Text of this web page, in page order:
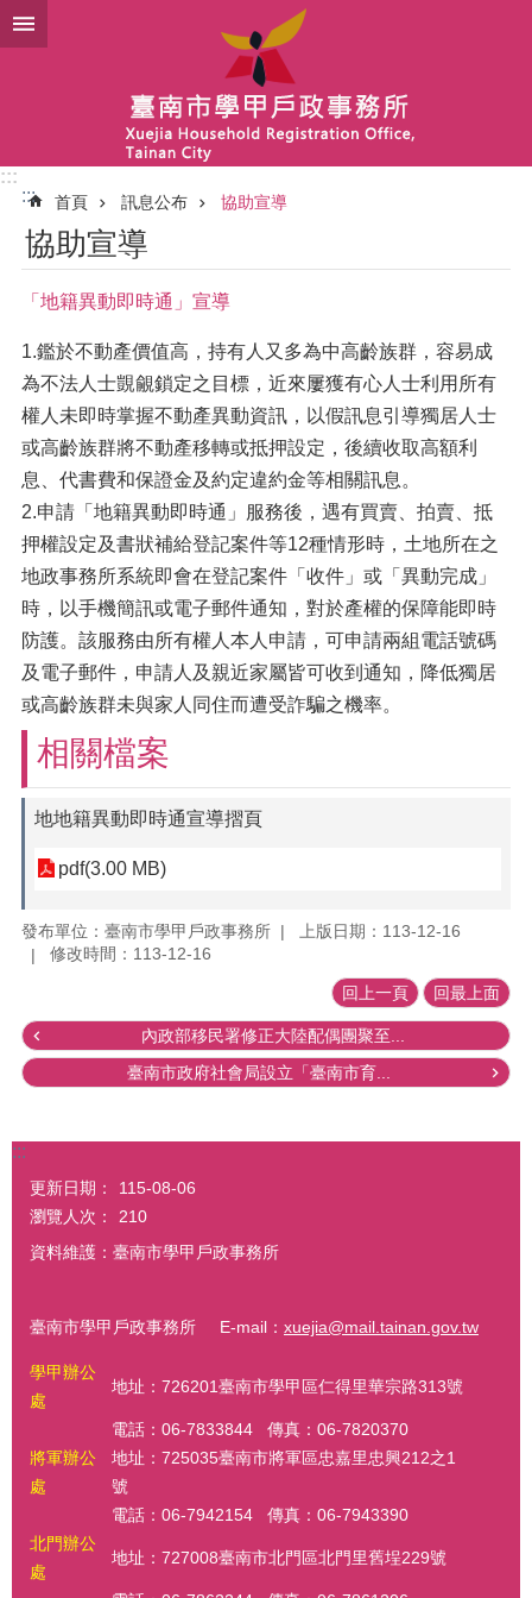
跳到主要內容區塊
:::
:::
首頁 訊息公布 協助宣導
協助宣導
「地籍異動即時通」宣導
1.鑑於不動產價值高，持有人又多為中高齡族群，容易成
為不法人士覬覦鎖定之目標，近來屢獲有心人士利用所有
權人未即時掌握不動產異動資訊，以假訊息引導獨居人士
或高齡族群將不動產移轉或抵押設定，後續收取高額利
息、代書費和保證金及約定違約金等相關訊息。
2.申請「地籍異動即時通」服務後，遇有買賣、拍賣、抵
押權設定及書狀補給登記案件等12種情形時，土地所在之
地政事務所系統即會在登記案件「收件」或「異動完成」
時，以手機簡訊或電子郵件通知，對於產權的保障能即時
防護。該服務由所有權人本人申請，可申請兩組電話號碼
及電子郵件，申請人及親近家屬皆可收到通知，降低獨居
或高齡族群未與家人同住而遭受詐騙之機率。
相關檔案
地地籍異動即時通宣導摺頁
pdf(3.00 MB)
發布單位：臺南市學甲戶政事務所
上版日期：113-12-16
修改時間：113-12-16
回上一頁 回最上面
內政部移民署修正大陸配偶團聚至...
臺南市政府社會局設立「臺南市育...
:::
更新日期：
115-08-06
瀏覽人次：
210
資料維護：臺南市學甲戶政事務所
臺南市學甲戶政事務所 E-mail： xuejia@mail.tainan.gov.tw
學甲辦公
處
地址：726201臺南市學甲區仁得里華宗路313號
電話：06-7833844 傳真：06-7820370
將軍辦公
處
地址：725035臺南市將軍區忠嘉里忠興212之1
號
電話：06-7942154 傳真：06-7943390
北門辦公
處
地址：727008臺南市北門區北門里舊埕229號